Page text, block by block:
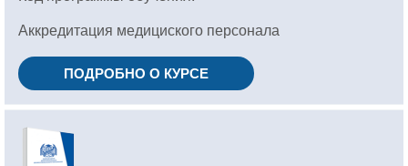
Аккредитация медициского персонала
ПОДРОБНО О КУРСЕ